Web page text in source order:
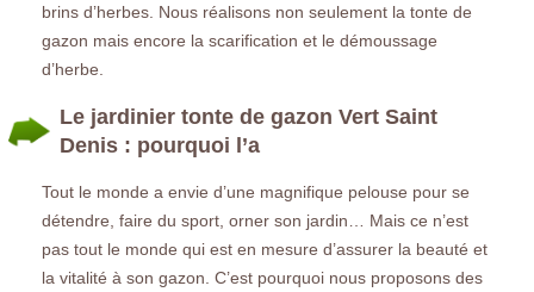
brins d’herbes. Nous réalisons non seulement la tonte de
gazon mais encore la scarification et le démoussage
d’herbe.
Le jardinier tonte de gazon Vert Saint
Denis : pourquoi l’a
Tout le monde a envie d’une magnifique pelouse pour se
détendre, faire du sport, orner son jardin… Mais ce n’est
pas tout le monde qui est en mesure d’assurer la beauté et
la vitalité à son gazon. C’est pourquoi nous proposons des